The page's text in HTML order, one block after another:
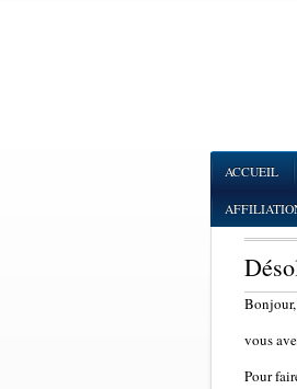
ACCUEIL
Bonjour,
vous
Pour